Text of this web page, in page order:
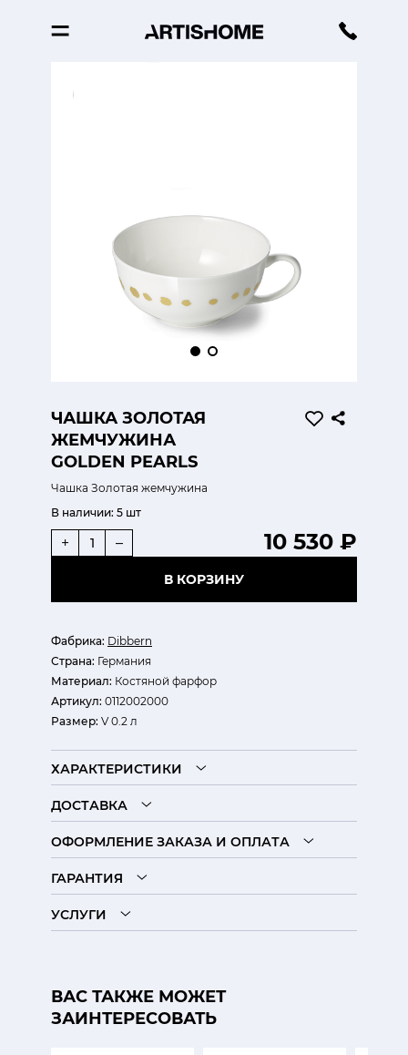
ЧАШКА ЗОЛОТАЯ
ЖЕМЧУЖИНА
GOLDEN PEARLS
Чашка Золотая жемчужина
Фабрика: Dibbern
Страна: Германия
Материал: Костяной фарфор
Артикул: 0112002000
Размер: V 0.2 л
В наличии: 5 шт
10 530 ₽
+ –
В КОРЗИНУ
ХАРАКТЕРИСТИКИ
ДОСТАВКА
ОФОРМЛЕНИЕ ЗАКАЗА И ОПЛАТА
ГАРАНТИЯ
УСЛУГИ
ВАС ТАКЖЕ МОЖЕТ
ЗАИНТЕРЕСОВАТЬ